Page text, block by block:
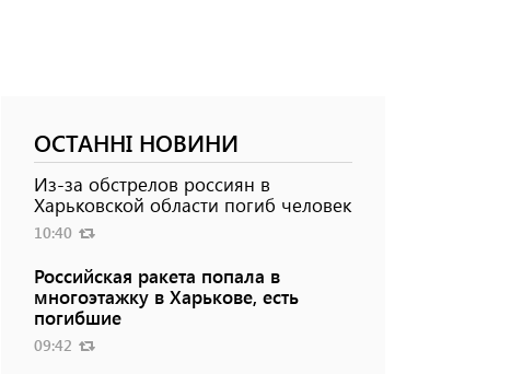
ОСТАННІ НОВИНИ
Из-за обстрелов россиян в
Харьковской области погиб человек
10:40
Российская ракета попала в
многоэтажку в Харькове, есть
погибшие
09:42